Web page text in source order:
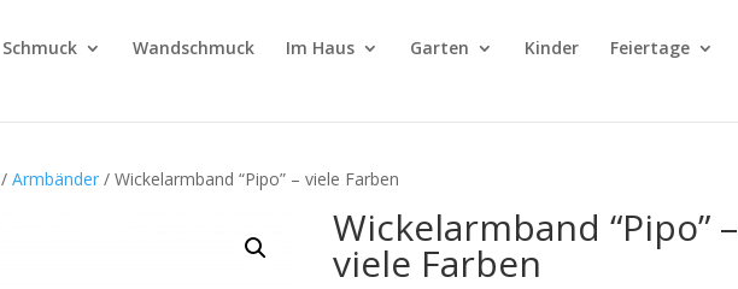
Schmuck Wandschmuck Im Haus Garten Kinder Feiertage
/Armbänder / Wickelarmband “Pipo” – viele Farben
Wickelarmband “Pipo” –
viele Farben